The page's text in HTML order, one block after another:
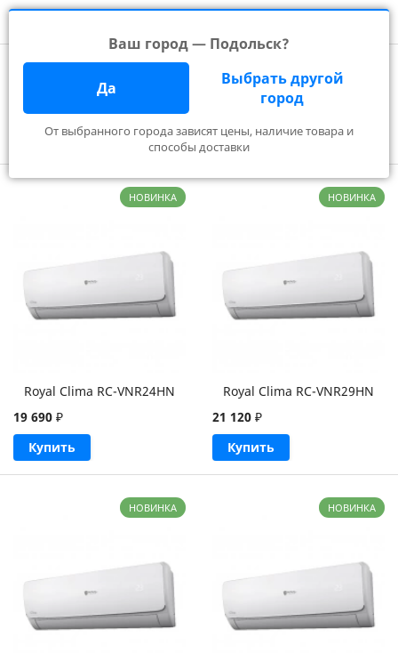
Ваш город — Подольск?
Да
Выбрать другой
город
От выбранного города зависят цены, наличие товара и
способы доставки
Производители ROYAL CLIMA
ROYAL CLIMA в Подольске
Фильтр
НОВИНКА
Royal Clima RC-VNR24HN
19 690 ₽
Купить
НОВИНКА
Royal Clima RC-VNR29HN
21 120₽
Купить
НОВИНКА НОВИНКА